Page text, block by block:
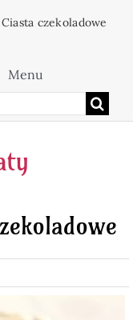
Ciasta czekoladowe
Menu
Home
Ciasta
Desery